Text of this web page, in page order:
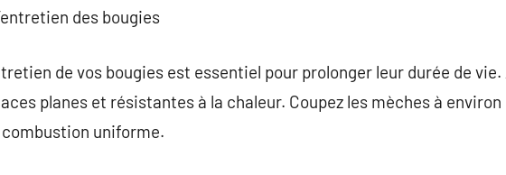
des bougies
de vos bougies est essentiel pour prolonger leur durée de
planes et résistantes à la chaleur. Coupez les mèches à
combustion uniforme.